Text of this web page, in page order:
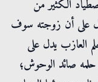
الكثير من
على أن زوجته سوف
العازب يدل على
حلمه صائد الوحوش؛